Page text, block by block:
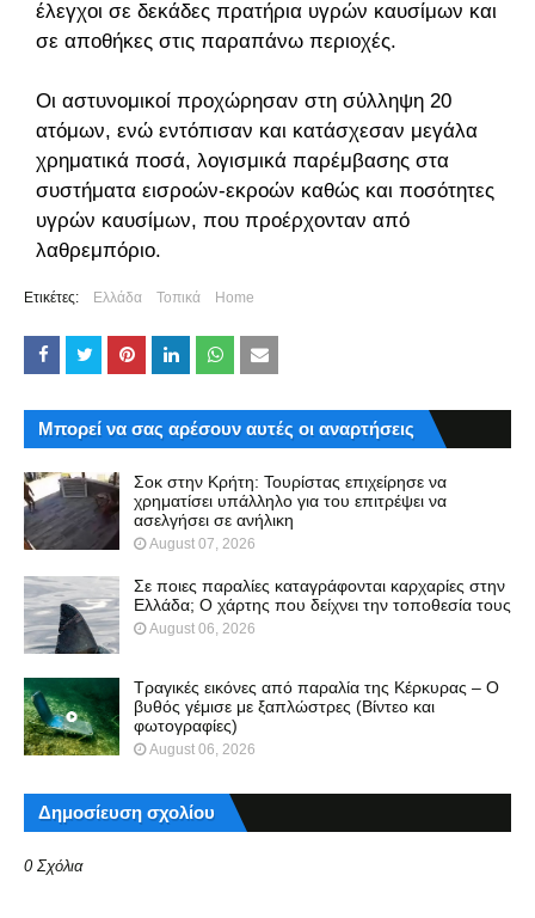
έλεγχοι σε δεκάδες πρατήρια υγρών καυσίμων και
σε αποθήκες στις παραπάνω περιοχές.
Οι αστυνομικοί προχώρησαν στη σύλληψη 20
ατόμων, ενώ εντόπισαν και κατάσχεσαν μεγάλα
χρηματικά ποσά, λογισμικά παρέμβασης στα
συστήματα εισροών-εκροών καθώς και ποσότητες
υγρών καυσίμων, που προέρχονταν από
λαθρεμπόριο.
Ετικέτες: Ελλάδα Τοπικά Home
Μπορεί να σας αρέσουν αυτές οι αναρτήσεις
Σοκ στην Κρήτη: Τουρίστας επιχείρησε να
χρηματίσει υπάλληλο για του επιτρέψει να
ασελγήσει σε ανήλικη
August 07, 2026
Σε ποιες παραλίες καταγράφονται καρχαρίες στην
Ελλάδα; Ο χάρτης που δείχνει την τοποθεσία τους
August 06, 2026
Τραγικές εικόνες από παραλία της Κέρκυρας – Ο
βυθός γέμισε με ξαπλώστρες (Βίντεο και
φωτογραφίες)
August 06, 2026
Δημοσίευση σχολίου
0 Σχόλια